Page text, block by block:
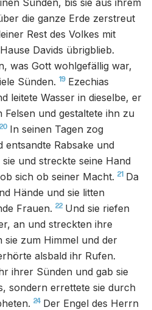
Sünden, bis sie aus ihrem
die ganze Erde zerstreut
Rest des Volkes mit
Davids übrigblieb.
was Gott wohlgefällig war,
Sünden. 19 Ezechias
leitete Wasser in dieselbe, er
und gestaltete ihn zu
20 In seinen Tagen zog
Rabsake und
und streckte seine Hand
sich ob seiner Macht. 21 Da
Hände und sie litten
Frauen. 22 Und sie riefen
an und streckten ihre
sie zum Himmel und der
alsbald ihr Rufen.
ihrer Sünden und gab sie
sondern errettete sie durch
24 Der Engel des Herrn